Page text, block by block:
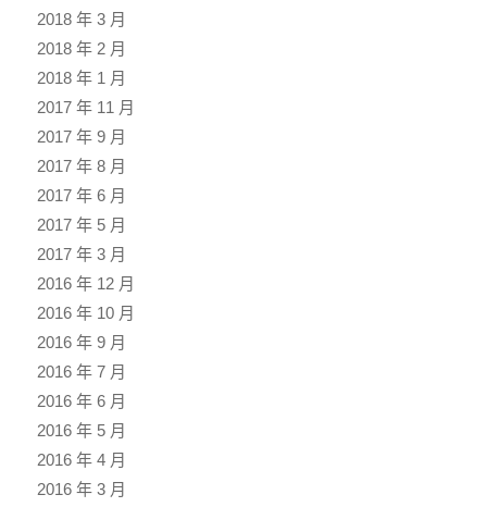
2018 年 3 月
2018 年 2 月
2018 年 1 月
2017 年 11 月
2017 年 9 月
2017 年 8 月
2017 年 6 月
2017 年 5 月
2017 年 3 月
2016 年 12 月
2016 年 10 月
2016 年 9 月
2016 年 7 月
2016 年 6 月
2016 年 5 月
2016 年 4 月
2016 年 3 月